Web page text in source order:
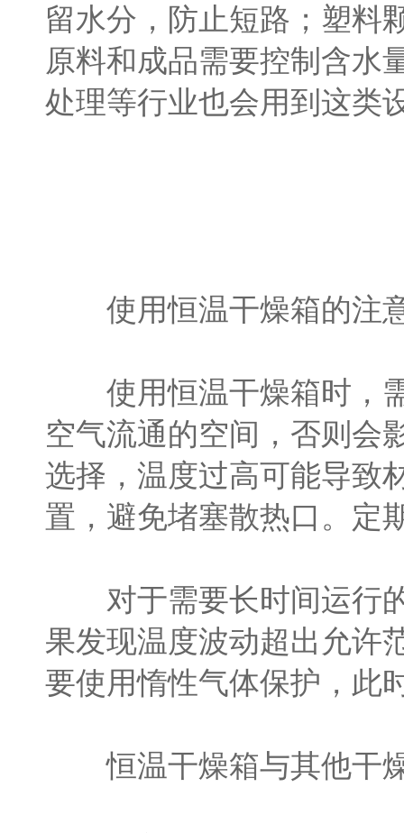
留水分，防止短路；塑料
原料和成品需要控制含水
处理等行业也会用到这类
使用恒温干燥箱的注
使用恒温干燥箱时，需
空气流通的空间，否则会
选择，温度过高可能导致
置，避免堵塞散热口。定
对于需要长时间运行的
果发现温度波动超出允许
要使用惰性气体保护，此
恒温干燥箱与其他干